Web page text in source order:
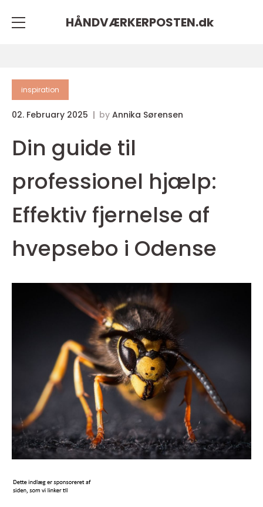
HÅNDVÆRKERPOSTEN.dk
inspiration
02. February 2025 by Annika Sørensen
Din guide til
professionel hjælp:
Effektiv fjernelse af
hvepsebo i Odense